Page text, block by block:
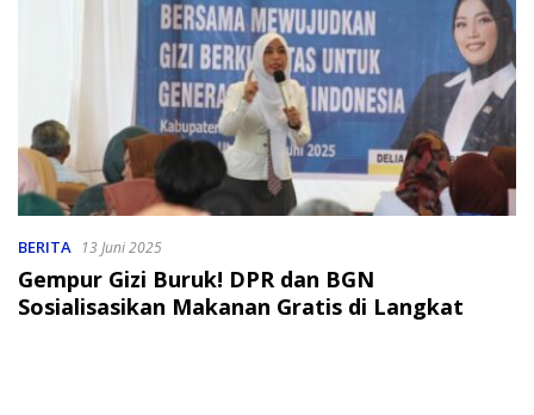
BERITA 13 Juni 2025
Gempur Gizi Buruk! DPR dan BGN
Sosialisasikan Makanan Gratis di Langkat